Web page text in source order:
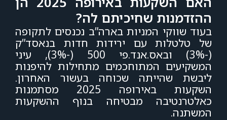
ההזדמנות שחיכיתם לה?
בעוד שווקי המניות בארה”ב נכנסים לתקופה
של טלטלות עם ירידות חדות בנאסד”ק
(-3%) ובאס.אנד.פי 500 (-3%), עיני
המשקיעים המתוחכמים מתחילות להיפנות
ליבשת שהייתה שכוחה בעשור האחרון.
השקעות באירופה 2025 מסתמנות
כאלטרנטיבה מבטיחה בנוף ההשקעות
המשתנה.